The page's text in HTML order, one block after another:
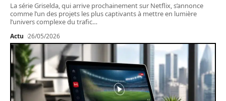
La série Griselda, qui arrive prochainement sur Netflix, s’annonce
comme l’un des projets les plus captivants à mettre en lumière
l’univers complexe du trafic…
Actu 26/05/2026